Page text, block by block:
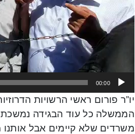
00:00
יו”ר פורום ראשי הרשויות
הממשלה כל עוד הבגידה
משרדים שלא קיימים אבל אותנו